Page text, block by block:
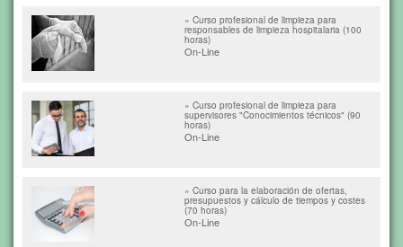
» Curso profesional de limpieza para
responsables de limpieza hospitalaria (100
horas)
On-Line
» Curso profesional de limpieza para
supervisores "Conocimientos técnicos" (90
horas)
On-Line
» Curso para la elaboración de ofertas,
presupuestos y cálculo de tiempos y costes
(70 horas)
On-Line